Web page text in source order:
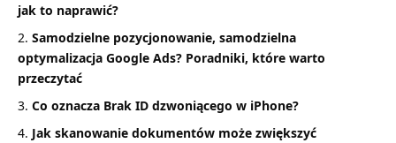
jak to naprawić?
Samodzielne pozycjonowanie, samodzielna
optymalizacja Google Ads? Poradniki, które warto
przeczytać
Co oznacza Brak ID dzwoniącego w iPhone?
Jak skanowanie dokumentów może zwiększyć